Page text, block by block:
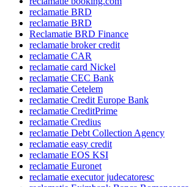
reclamatie BRD
reclamatie BRD
Reclamatie BRD Finance
reclamatie broker credit
reclamatie CAR
reclamatie card Nickel
reclamatie CEC Bank
reclamatie Cetelem
reclamatie Credit Europe Bank
reclamatie CreditPrime
reclamatie Credius
reclamatie Debt Collection Agency
reclamatie easy credit
reclamatie EOS KSI
reclamatie Euronet
reclamatie executor judecatoresc